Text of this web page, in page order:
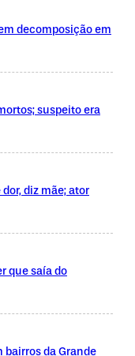
decomposição em
suspeito era
diz mãe; ator
que saía do
bairros da Grande